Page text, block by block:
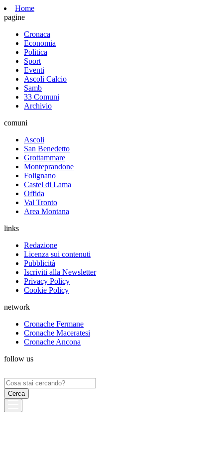
Home
pagine
Cronaca
Economia
Politica
Sport
Eventi
Ascoli Calcio
Samb
33 Comuni
Archivio
comuni
Ascoli
San Benedetto
Grottammare
Monteprandone
Folignano
Castel di Lama
Offida
Val Tronto
Area Montana
links
Redazione
Licenza sui contenuti
Pubblicità
Iscriviti alla Newsletter
Privacy Policy
Cookie Policy
network
Cronache Fermane
Cronache Maceratesi
Cronache Ancona
follow us
Ricerca
per: